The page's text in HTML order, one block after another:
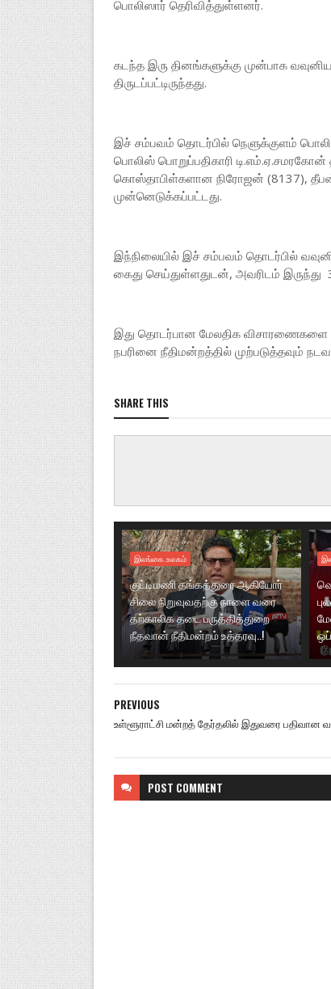
பொலிஸார் தெரிவித்துள்ளனர்.
கடந்த இரு தினங்களுக்கு முன்பாக
திருடப்பட்டிருந்தது.
இச் சம்பவம் தொடர்பில் நெளுக்குளம்
பொலிஸ் பொறுப்பதிகாரி
கொஸ்தாபிள்களான நிரோஜன் (8137), தீபன்
முன்னெடுக்கப்பட்டது.
இந்நிலையில் இச் சம்பவம் தொடர்பில்
கைது செய்துள்ளதுடன், அவரிடம் இருந்து
இது தொடர்பான மேலதிக விசாரணைகளை
நபரினை நீதிமன்றத்தில் முற்படுத்தவும்
SHARE THIS
இலங்கை.உலகம்
குட்டிமணி தங்கத்துரை ஆகியோர்
சிலை நிறுவுவதற்கு நாளை வரை
தற்காலிக தடை பருத்தித்துறை
நீதவான் நீதிமன்றம் உத்தரவு..!
PREVIOUS
உள்ளூராட்சி மன்றத் தேர்தலில் இதுவரை பதிவான
POST COMMENT